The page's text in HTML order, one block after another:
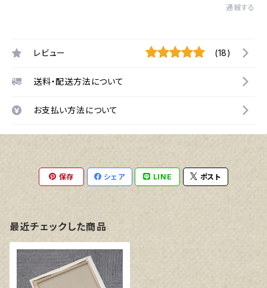
通報する
レビュー (18)
送料・配送方法について
お支払い方法について
保存 シェア LINE ポスト
最近チェックした商品